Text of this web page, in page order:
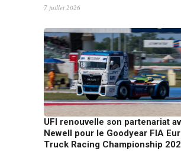
7 juillet 2026
UFI renouvelle son partenariat
Newell pour le Goodyear FIA
Truck Racing Championship